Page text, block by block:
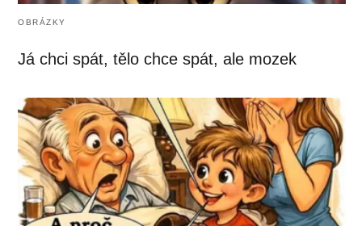
OBRÁZKY
Já chci spát, tělo chce spát, ale mozek